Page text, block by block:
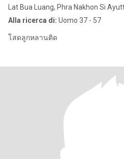
Lat Bua Luang, Phra Nakhon Si
Alla ricerca di: Uomo 37 - 57
โสดลูกหลานติด